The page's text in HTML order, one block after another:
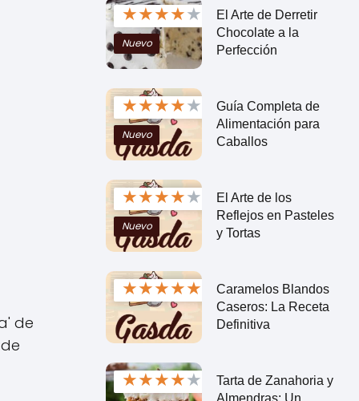
de
★★★★★
Nuevo
El Arte de Derretir
Chocolate a la
Perfección
★★★★★
Nuevo
Guía Completa de
Alimentación para
Caballos
★★★★★
Nuevo
El Arte de los
Reflejos en Pasteles
y Tortas
★★★★★
Caramelos Blandos
Caseros: La Receta
Definitiva
★★★★★
Tarta de Zanahoria y
Almendras: Un